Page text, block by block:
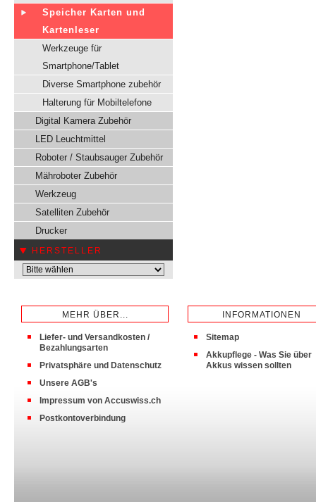
Speicher Karten und
Kartenleser
Werkzeuge für
Smartphone/Tablet
Diverse Smartphone zubehör
Halterung für Mobiltelefone
Digital Kamera Zubehör
LED Leuchtmittel
Roboter / Staubsauger Zubehör
Mähroboter Zubehör
Werkzeug
Satelliten Zubehör
Drucker
HERSTELLER
MEHR ÜBER...
Liefer- und Versandkosten /
Bezahlungsarten
Privatsphäre und Datenschutz
Unsere AGB's
Impressum von Accuswiss.ch
Postkontoverbindung
INFORMATIONEN
Sitemap
Akkupflege - Was Sie über
Akkus wissen sollten